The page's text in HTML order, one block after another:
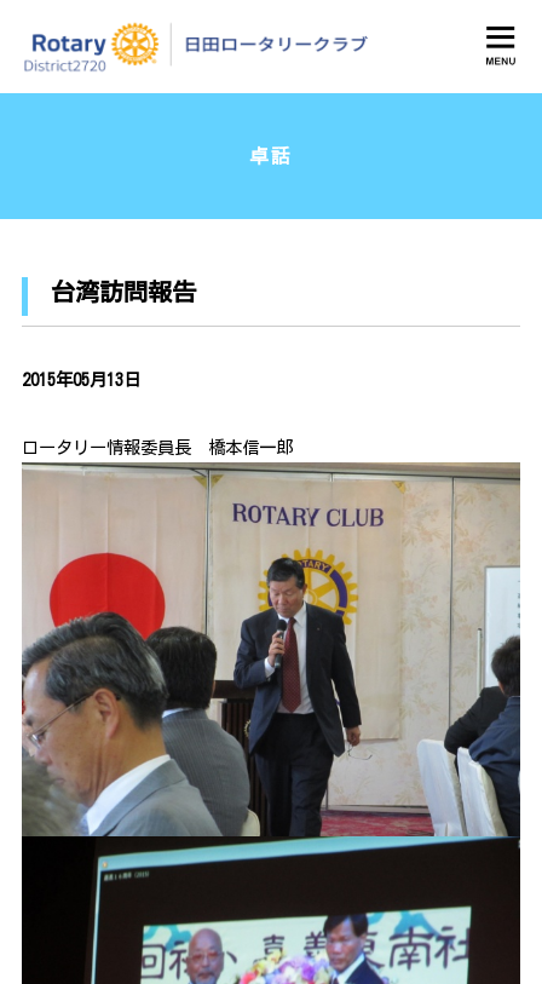
日田ロータリークラブ
卓話
台湾訪問報告
2015年05月13日
ロータリー情報委員長 橋本信一郎